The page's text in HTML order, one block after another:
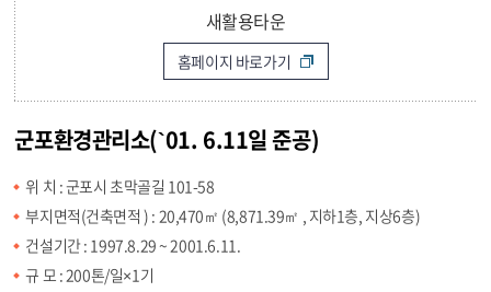
새활용타운
홈페이지 바로가기
군포환경관리소(`01. 6.11일 준공)
위 치 : 군포시 초막골길 101-58
부지면적(건축면적 ) : 20,470㎡ (8,871.39㎡ , 지하1층, 지상6층)
건설기간 : 1997.8.29 ~ 2001.6.11.
규 모 : 200톤/일×1기